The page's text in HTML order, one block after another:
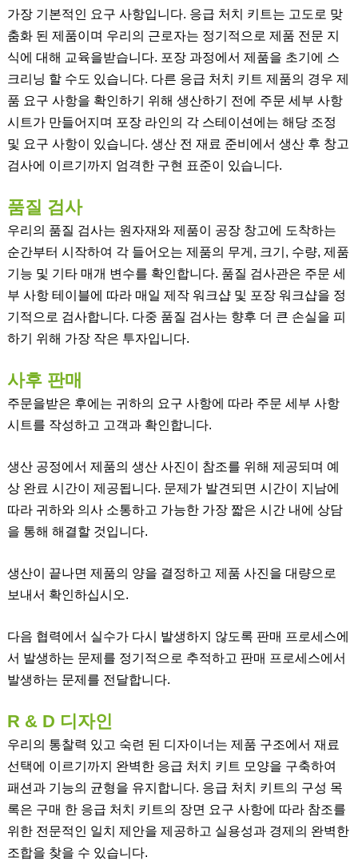
가장 기본적인 요구 사항입니다. 응급 처치 키트는 고도로 맞
춤화 된 제품이며 우리의 근로자는 정기적으로 제품 전문 지
식에 대해 교육을받습니다. 포장 과정에서 제품을 초기에 스
크리닝 할 수도 있습니다. 다른 응급 처치 키트 제품의 경우 제
품 요구 사항을 확인하기 위해 생산하기 전에 주문 세부 사항
시트가 만들어지며 포장 라인의 각 스테이션에는 해당 조정
및 요구 사항이 있습니다. 생산 전 재료 준비에서 생산 후 창고
검사에 이르기까지 엄격한 구현 표준이 있습니다.
품질 검사
우리의 품질 검사는 원자재와 제품이 공장 창고에 도착하는
순간부터 시작하여 각 들어오는 제품의 무게, 크기, 수량, 제품
기능 및 기타 매개 변수를 확인합니다. 품질 검사관은 주문 세
부 사항 테이블에 따라 매일 제작 워크샵 및 포장 워크샵을 정
기적으로 검사합니다. 다중 품질 검사는 향후 더 큰 손실을 피
하기 위해 가장 작은 투자입니다.
사후 판매
주문을받은 후에는 귀하의 요구 사항에 따라 주문 세부 사항
시트를 작성하고 고객과 확인합니다.
생산 공정에서 제품의 생산 사진이 참조를 위해 제공되며 예
상 완료 시간이 제공됩니다. 문제가 발견되면 시간이 지남에
따라 귀하와 의사 소통하고 가능한 가장 짧은 시간 내에 상담
을 통해 해결할 것입니다.
생산이 끝나면 제품의 양을 결정하고 제품 사진을 대량으로
보내서 확인하십시오.
다음 협력에서 실수가 다시 발생하지 않도록 판매 프로세스에
서 발생하는 문제를 정기적으로 추적하고 판매 프로세스에서
발생하는 문제를 전달합니다.
R & D 디자인
우리의 통찰력 있고 숙련 된 디자이너는 제품 구조에서 재료
선택에 이르기까지 완벽한 응급 처치 키트 모양을 구축하여
패션과 기능의 균형을 유지합니다. 응급 처치 키트의 구성 목
록은 구매 한 응급 처치 키트의 장면 요구 사항에 따라 참조를
위한 전문적인 일치 제안을 제공하고 실용성과 경제의 완벽한
조합을 찾을 수 있습니다.